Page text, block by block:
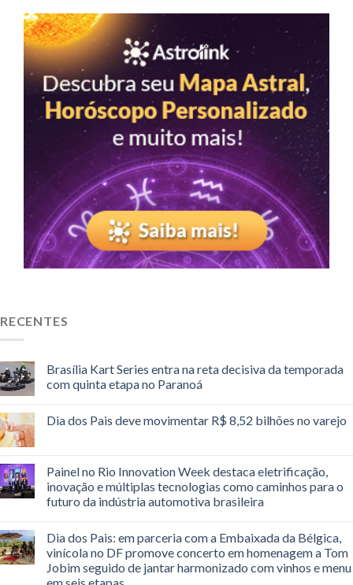
RECENTES
Brasília Kart Series entra na reta decisiva da temporada
com quinta etapa no Paranoá
Dia dos Pais deve movimentar R$ 8,52 bilhões no varejo
Painel no Rio Innovation Week destaca eletrificação,
inovação e múltiplas tecnologias como caminhos para o
futuro da indústria automotiva brasileira
Dia dos Pais: em parceria com a Embaixada da Bélgica,
vinícola no DF promove concerto em homenagem a Tom
Jobim seguido de jantar harmonizado com vinhos e menu